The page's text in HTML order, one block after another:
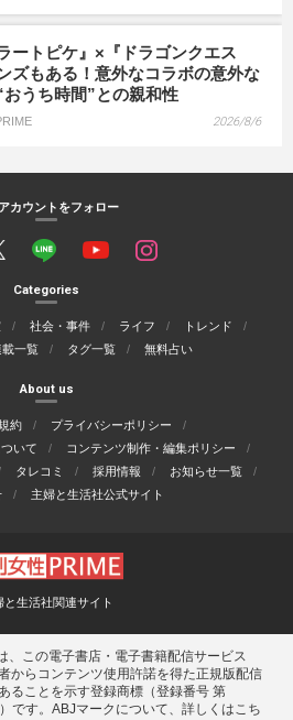
ートピケ』×『ドラゴンクエス
ズもある！意外なコラボの意外な
おうち時間”との親和性
2026/8/6
カウントをフォロー
Categories
社会・事件 ライフ
トレンド
載一覧 タグ一覧 無料占い
About us
約
プライバシーポリシー
いて
コンテンツ制作・編集ポリシー
タレコミ 採用情報
お知らせ一覧
主婦と生活社公式サイト
と生活社関連サイト
、この電子書店・電子書籍配信サービス
からコンテンツ使用許諾を得た正規版配信
ることを示す登録商標（登録番号 第
です。ABJマークについて、詳しくはこち